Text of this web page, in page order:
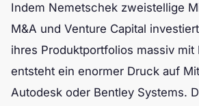
Indem Nemetschek zweistellige
M&A und Venture Capital
ihres Produktportfolios massiv mit
entsteht ein enormer Druck auf
Autodesk oder Bentley Systems.